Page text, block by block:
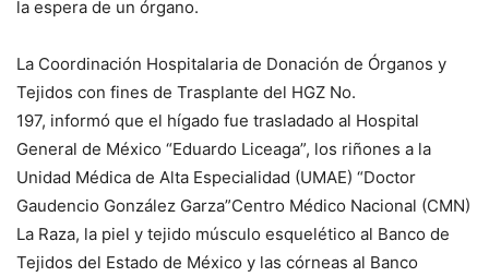
la espera de un órgano.
La Coordinación Hospitalaria de Donación de Órganos y
Tejidos con fines de Trasplante del HGZ No.
197, informó que el hígado fue trasladado al Hospital
General de México “Eduardo Liceaga”, los riñones a la
Unidad Médica de Alta Especialidad (UMAE) “Doctor
Gaudencio González Garza”Centro Médico Nacional (CMN)
La Raza, la piel y tejido músculo esquelético al Banco de
Tejidos del Estado de México y las córneas al Banco